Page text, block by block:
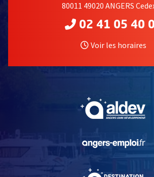
80011 49020 ANGERS
02 41 05 40
Voir les horaires